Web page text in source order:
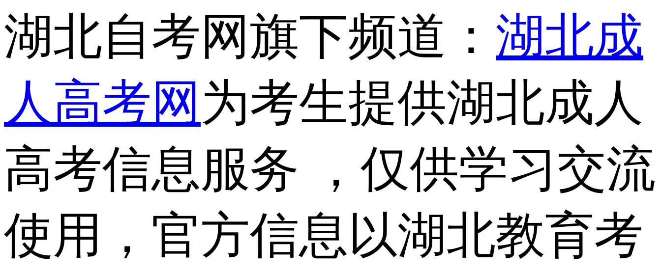
湖北自考网旗下频道： 湖北成
人高考网 为考生提供湖北成人
高考信息服务 ，仅供学习交流
使用，官方信息以湖北教育考